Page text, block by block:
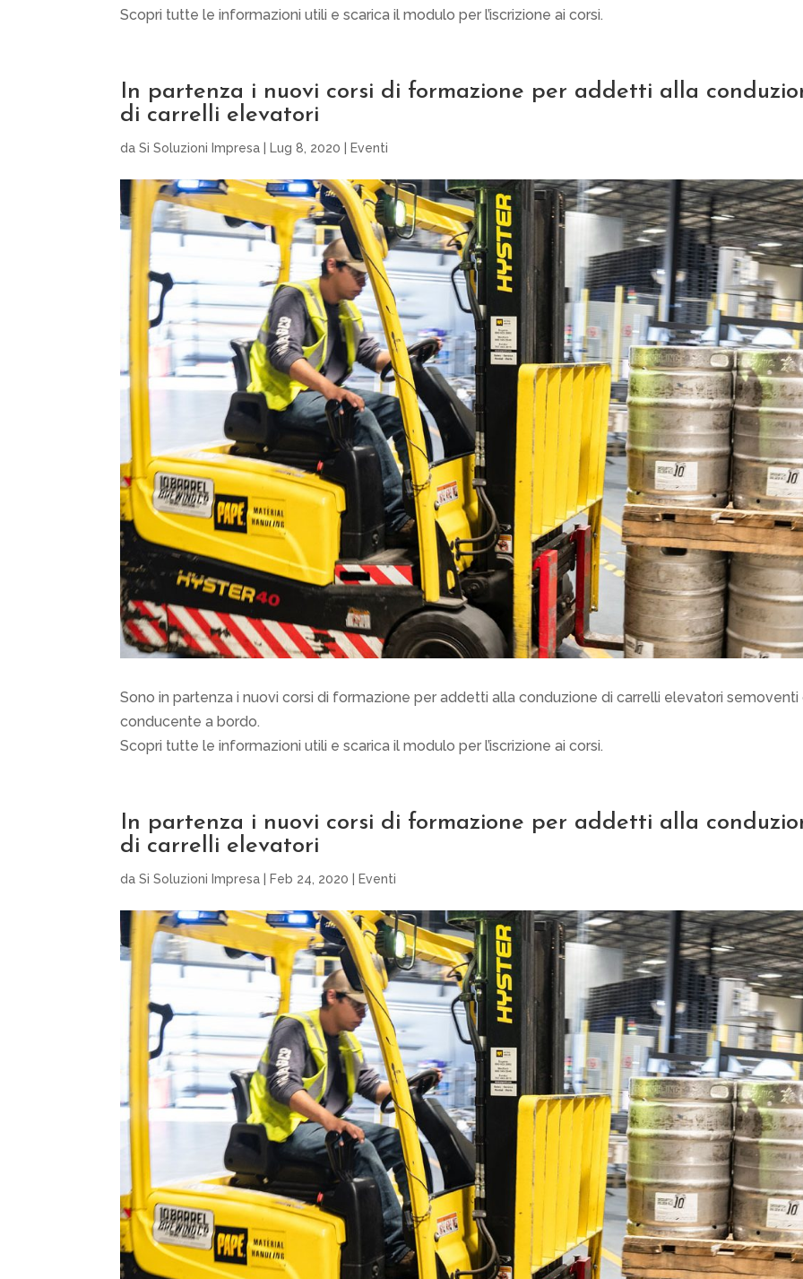
Scopri tutte le informazioni utili e scarica il modulo per l’iscrizione ai corsi.
In partenza i nuovi corsi di formazione per addetti alla
di carrelli elevatori
daSi Soluzioni Impresa Lug 8, 2020 Eventi
Sono in partenza i nuovi corsi di formazione per addetti alla conduzione di carrelli elevatori semoventi
conducente a bordo.
Scopri tutte le informazioni utili e scarica il modulo per l’iscrizione ai corsi.
In partenza i nuovi corsi di formazione per addetti alla
di carrelli elevatori
daSi Soluzioni Impresa Feb 24, 2020 Eventi